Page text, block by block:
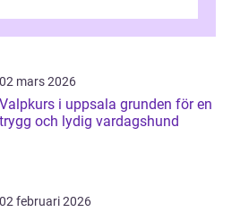
02 mars 2026
Valpkurs i uppsala grunden för en
trygg och lydig vardagshund
02 februari 2026